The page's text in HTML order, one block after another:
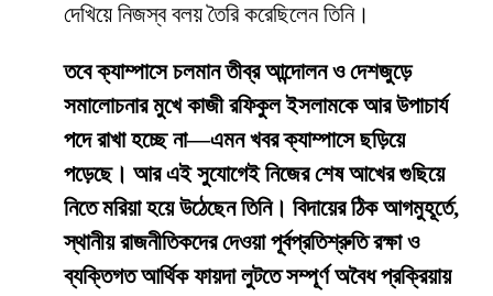
দেখিয়ে নিজস্ব বলয় তৈরি করেছিলেন তিনি।
তবে ক্যাম্পাসে চলমান তীব্র আন্দোলন ও দেশজুড়ে
সমালোচনার মুখে কাজী রফিকুল ইসলামকে আর উপাচার্য
পদে রাখা হচ্ছে না—এমন খবর ক্যাম্পাসে ছড়িয়ে
পড়েছে। আর এই সুযোগেই নিজের শেষ আখের গুছিয়ে
নিতে মরিয়া হয়ে উঠেছেন তিনি। বিদায়ের ঠিক আগমুহূর্তে,
স্থানীয় রাজনীতিকদের দেওয়া পূর্বপ্রতিশ্রুতি রক্ষা ও
ব্যক্তিগত আর্থিক ফায়দা লুটতে সম্পূর্ণ অবৈধ প্রক্রিয়ায়